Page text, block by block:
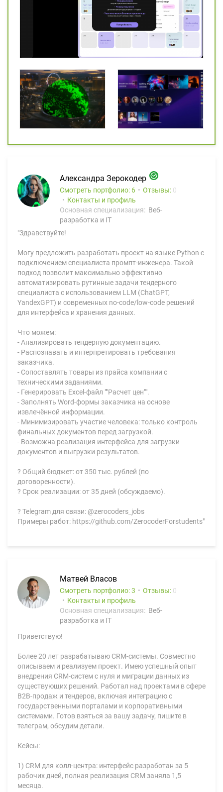
Александра Зерокодер
Смотреть портфолио: 6 Отзывы: 0
Контакты и профиль
Основная специализация: Веб-
разработка и IT
"Здравствуйте!
Могу предложить разработать проект на языке Python с
подключением специалиста промпт-инженера. Такой
подход позволит максимально эффективно
автоматизировать рутинные задачи тендерного
специалиста с использованием LLM (ChatGPT,
YandexGPT) и современных no-code/low-code решений
для интерфейса и хранения данных.
Что можем:
- Анализировать тендерную документацию.
- Распознавать и интерпретировать требования
заказчика.
- Сопоставлять товары из прайса компании с
техническими заданиями.
- Генерировать Excel-файл ""Расчет цен"".
- Заполнять Word-формы заказчика на основе
извлечённой информации.
- Минимизировать участие человека: только контроль
финальных документов перед загрузкой.
- Возможна реализация интерфейса для загрузки
документов и выгрузки результатов.
? Общий бюджет: от 350 тыс. рублей (по
договоренности).
? Срок реализации: от 35 дней (обсуждаемо).
? Telegram для связи: @zerocoders_jobs
Примеры работ: https://github.com/ZerocoderForstudents"
Матвей Власов
Смотреть портфолио: 3 Отзывы: 0
Контакты и профиль
Основная специализация: Веб-
разработка и IT
Приветствую!
Более 20 лет разрабатываю CRM-системы. Совместно
описываем и реализуем проект. Имею успешный опыт
внедрения CRM-систем с нуля и миграции данных из
существующих решений. Работал над проектами в сфере
B2B-продаж и тендеров, включая интеграцию с
государственными порталами и корпоративными
системами. Готов взяться за вашу задачу, пишите в
телеграм, обсудим детали.
Кейсы:
1) CRM для колл-центра: интерфейс разработан за 5
рабочих дней, полная реализация CRM заняла 1,5
месяца.